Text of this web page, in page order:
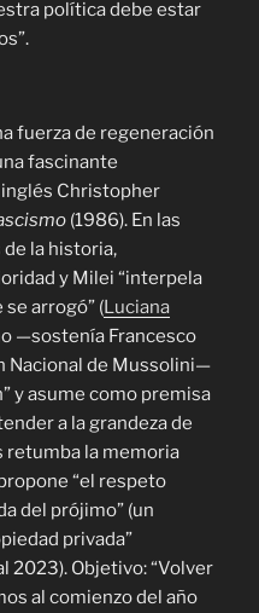
política debe estar
fuerza de regeneración
fascinante
Christopher
(1986). En las
la historia,
y Milei “interpela
arrogó” (Luciana
—sostenía Francesco
Nacional de Mussolini—
y asume como premisa
a la grandeza de
retumba la memoria
“el respeto
del prójimo” (un
privada”
2023). Objetivo: “Volver
al comienzo del año